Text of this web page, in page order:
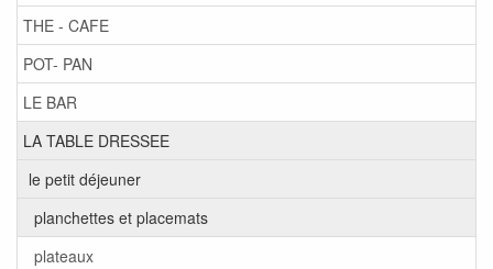
THE - CAFE
POT- PAN
LE BAR
LA TABLE DRESSEE
le petit déjeuner
planchettes et placemats
plateaux